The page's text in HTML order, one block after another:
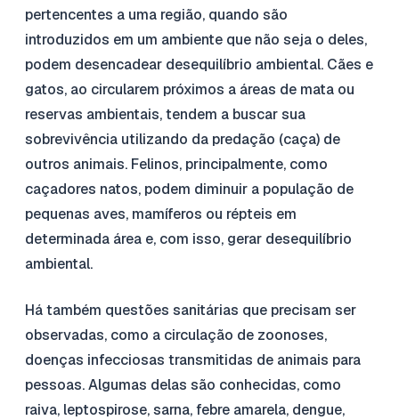
pertencentes a uma região, quando são
introduzidos em um ambiente que não seja o deles,
podem desencadear desequilíbrio ambiental. Cães e
gatos, ao circularem próximos a áreas de mata ou
reservas ambientais, tendem a buscar sua
sobrevivência utilizando da predação (caça) de
outros animais. Felinos, principalmente, como
caçadores natos, podem diminuir a população de
pequenas aves, mamíferos ou répteis em
determinada área e, com isso, gerar desequilíbrio
ambiental.
Há também questões sanitárias que precisam ser
observadas, como a circulação de zoonoses,
doenças infecciosas transmitidas de animais para
pessoas. Algumas delas são conhecidas, como
raiva, leptospirose, sarna, febre amarela, dengue,